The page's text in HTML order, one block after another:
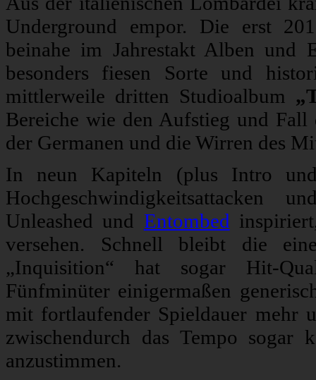
Underground empor. Die erst
beinahe im Jahrestakt Alben und
besonders fiesen Sorte und
mittlerweile dritten Studioalbum
Bereiche wie den Aufstieg und Fall
der Germanen und die Wirren des
In neun Kapiteln (plus Intro
Hochgeschwindigkeitsattacken
Unleashed und Entombed
versehen. Schnell bleibt die
„Inquisition“ hat sogar Hit-
Fünfminüter einigermaßen
mit fortlaufender Spieldauer mehr
zwischendurch das Tempo
anzustimmen.